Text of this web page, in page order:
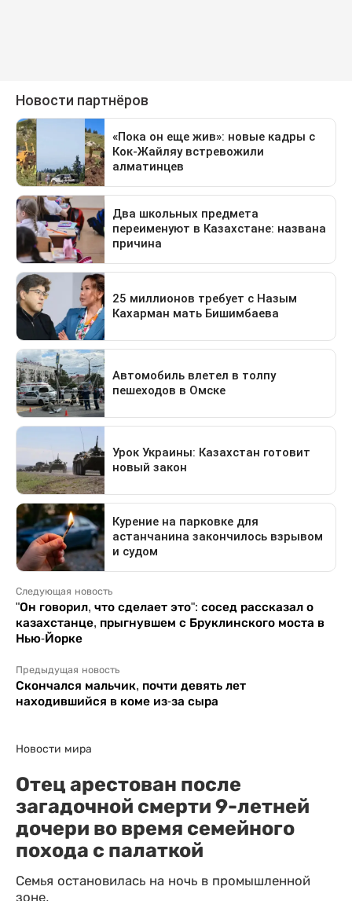
Следующая новость
"Он говорил, что сделает это": сосед рассказал о
казахстанце, прыгнувшем с Бруклинского моста в
Нью-Йорке
Предыдущая новость
Скончался мальчик, почти девять лет
находившийся в коме из-за сыра
Новости мира
Отец арестован после
загадочной смерти 9-летней
дочери во время семейного
похода с палаткой
Семья остановилась на ночь в промышленной
зоне.